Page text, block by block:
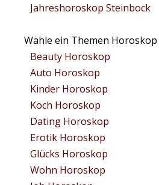
Jahreshoroskop Steinbock
Wähle ein Themen Horoskop
Beauty Horoskop
Auto Horoskop
Kinder Horoskop
Koch Horoskop
Dating Horoskop
Erotik Horoskop
Glücks Horoskop
Wohn Horoskop